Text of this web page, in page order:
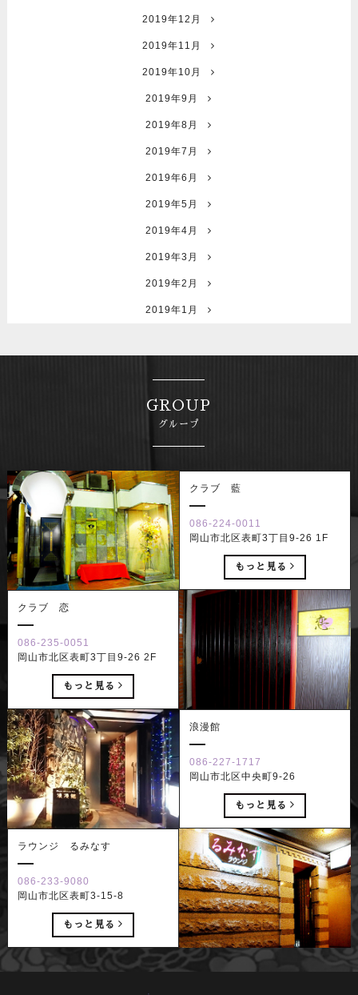
2019年12月
2019年11月
2019年10月
2019年9月
2019年8月
2019年7月
2019年6月
2019年5月
2019年4月
2019年3月
2019年2月
2019年1月
GROUP
グループ
クラブ 藍
086-224-0011
岡山市北区表町3丁目9-26 1F
もっと見る
クラブ 恋
086-235-0051
岡山市北区表町3丁目9-26 2F
もっと見る
浪漫館
086-227-1717
岡山市北区中央町9-26
もっと見る
ラウンジ るみなす
086-233-9080
岡山市北区表町3-15-8
もっと見る